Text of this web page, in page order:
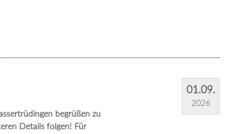
01.09.
2026
begrüßen zu
Details folgen! Für